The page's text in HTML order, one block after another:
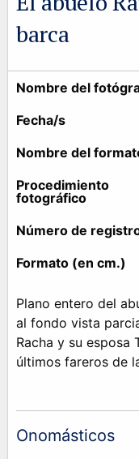
barca
Nombre del
Fecha/s
Nombre del
Procedimiento
fotográfico
Número de
Formato (en cm.)
Plano entero del
al fondo vista
Racha y su esposa
últimos fareros de
Onomásticos